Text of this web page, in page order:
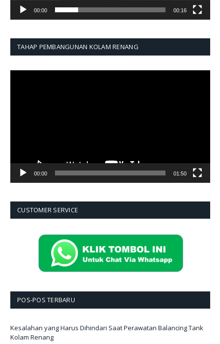
00:00 00:16
TAHAP PEMBANGUNAN KOLAM RENANG
00:00 01:50
CUSTOMER SERVICE
POS-POS TERBARU
Kesalahan yang Harus Dihindari Saat Perawatan Balancing Tank
Kolam Renang